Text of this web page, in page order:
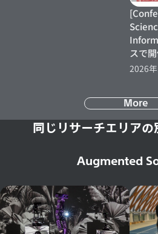
スで
2026
More
同じリサーチエリア
Augmented